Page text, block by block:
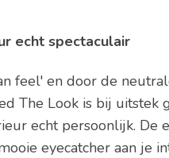
echt spectaculair
feel' en door de
The Look is bij uitstek
echt persoonlijk. De
eyecatcher aan je